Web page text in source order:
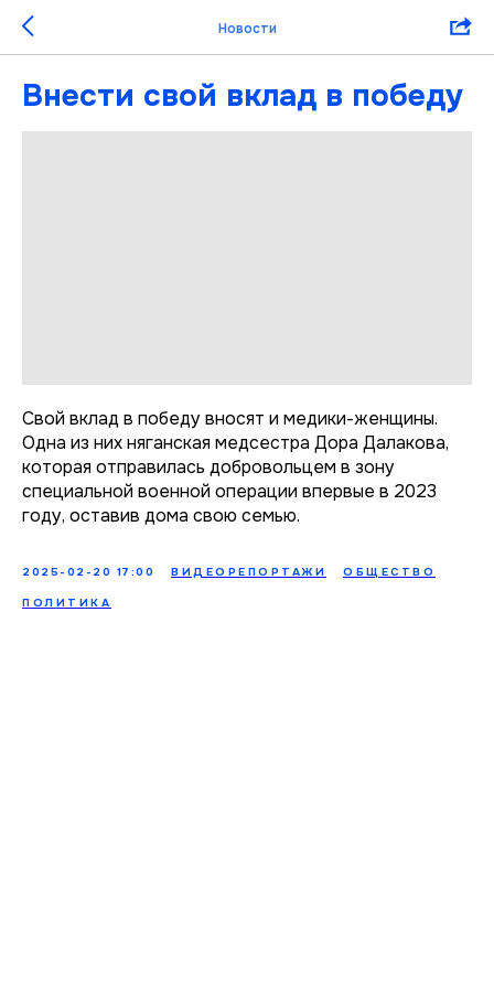
Новости
Внести свой вклад в победу
Свой вклад в победу вносят и медики-женщины.
Одна из них няганская медсестра Дора Далакова,
которая отправилась добровольцем в зону
специальной военной операции впервые в 2023
году, оставив дома свою семью.
2025-02-20 17:00 ВИДЕОРЕПОРТАЖИ ОБЩЕСТВО
ПОЛИТИКА